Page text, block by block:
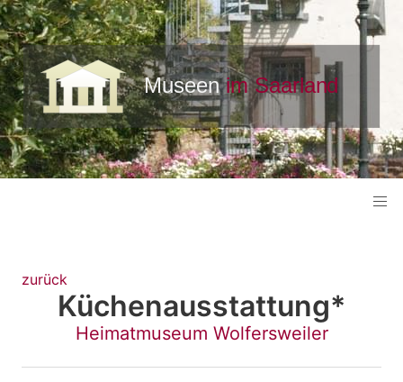
zurück
Küchenausstattung*
Heimatmuseum Wolfersweiler